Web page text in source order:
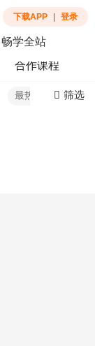
下载APP 登录
畅学全站
合作课程
最热 筛选